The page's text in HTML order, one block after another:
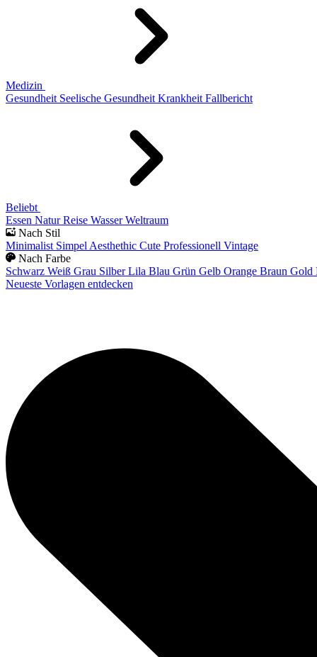
Medizin
Gesundheit Seelische Gesundheit Krankheit Fallbericht
Beliebt
Essen Natur Reise Wasser Weltraum
Nach Stil
Minimalist Simpel Aesthethic Cute Professionell Vintage
Nach Farbe
Schwarz Weiß Grau Silber Lila Blau Grün Gelb Orange Braun Gold
Neueste Vorlagen entdecken